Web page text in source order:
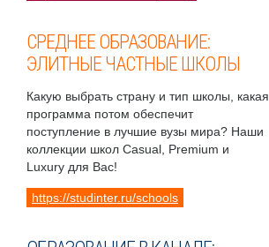
СРЕДНЕЕ ОБРАЗОВАНИЕ:
ЭЛИТНЫЕ ЧАСТНЫЕ ШКОЛЫ
Какую выбрать страну и тип школы, какая
программа потом обеспечит
поступление в лучшие вузы мира? Наши
коллекции школ Casual, Premium и
Luxury для Вас!
https://studinter.ru/schools